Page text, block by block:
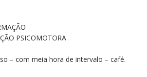
PSICOMOTORA
– com meia hora de intervalo – café.